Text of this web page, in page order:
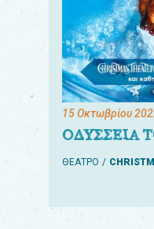
15 Οκτωβρίου
ΟΔΥΣΣΕΙΑ
ΘΕΑΤΡΟ